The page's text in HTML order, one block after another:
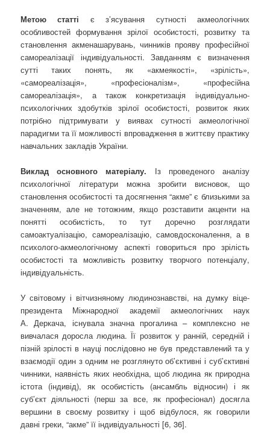
Метою статті є з’ясування сутності акмеологічних
особливостей формування зрілої особистості, розвитку та
становлення акменашарувань, чинників прояву професійної
самореалізації індивідуальності. Завданням є визначення
сутті таких понять, як «акмеякості», «зрілість»,
«самореалізація», «професіоналізм», «професійна
самореалізація», а також конкретизація індивідуально-
психологічних здобутків зрілої особистості, розвиток яких
потрібно підтримувати у виявах сутності акмеологічної
парадигми та її можливості впровадження в життєву практику
навчальних закладів України.
Виклад основного матеріалу. Із проведеного аналізу
психологічної літератури можна зробити висновок, що
становлення особистості та досягнення “акме” є близькими за
значенням, але не тотожним, якщо розставити акценти на
понятті особистість, то тут доречно розглядати
самоактуалізацію, самореалізацію, самовдосконалення, а в
психолого-акмеологічному аспекті говориться про зрілість
особистості та можливість розвитку творчого потенціалу,
індивідуальність.
У світовому і вітчизняному людинознавстві, на думку віце-
президента Міжнародної академії акмеологічних наук
А. Деркача, існувала значна прогалина – комплексно не
вивчалася доросла людина. Її розвиток у ранній, середній і
пізній зрілості в науці послідовно не був представлений та у
взаємодії один з одним не розглянуто об’єктивні і суб’єктивні
чинники, наявність яких необхідна, щоб людина як природна
істота (індивід), як особистість (ансамбль відносин) і як
суб’єкт діяльності (перш за все, як професіонал) досягла
вершини в своєму розвитку і щоб відбулося, як говорили
давні греки, “акме” її індивідуальності [6, 36].